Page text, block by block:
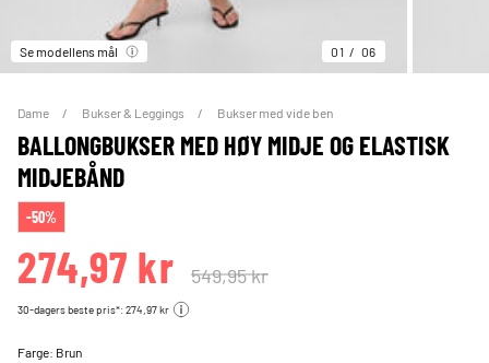
Se modellens mål 01 06
Dame Bukser & Leggings Bukser med vide ben
BALLONGBUKSER MED HØY MIDJE OG ELASTISK
MIDJEBÅND
-50%
274,97 kr 549,95 kr
30-dagers beste pris*: 274,97 kr
Farge: Brun